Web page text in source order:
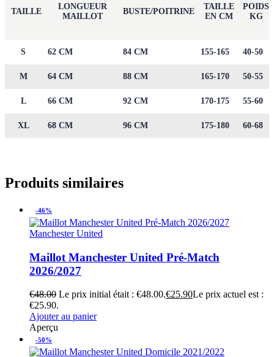
TAILLE
LONGUEUR
MAILLOT
BUSTE/POITRINE
TAILLE
EN CM
POIDS
KG
S 62 CM 84 CM 155-165 40-50
M 64 CM 88 CM 165-170 50-55
L 66 CM 92 CM 170-175 55-60
XL 68 CM 96 CM 175-180 60-68
Produits similaires
-46%
Manchester United
Maillot Manchester United Pré-Match
2026/2027
€48.00 Le prix initial était : €48.00.€25.90Le prix actuel est :
€25.90.
Ajouter au panier
Aperçu
-50%